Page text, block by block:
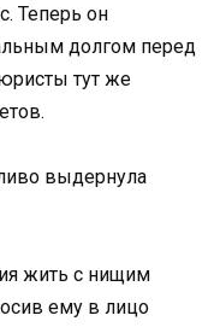
Теперь он
долгом перед
тут же
выдернула
жить с нищим
ему в лицо